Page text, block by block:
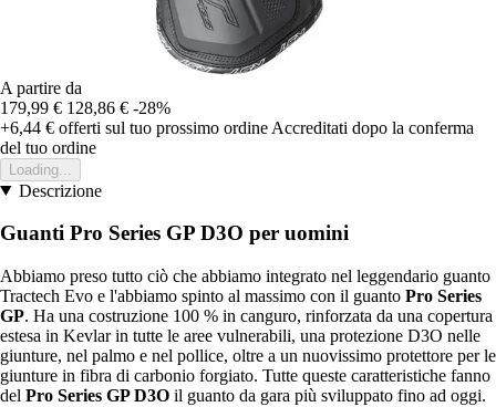
A partire da
179,99 € 128,86 € -28%
+6,44 € offerti sul tuo prossimo ordine Accreditati dopo la conferma
del tuo ordine
Loading...
Descrizione
Guanti Pro Series GP D3O per uomini
Abbiamo preso tutto ciò che abbiamo integrato nel leggendario guanto
Tractech Evo e l'abbiamo spinto al massimo con il guanto Pro Series
GP. Ha una costruzione 100 % in canguro, rinforzata da una copertura
estesa in Kevlar in tutte le aree vulnerabili, una protezione D3O nelle
giunture, nel palmo e nel pollice, oltre a un nuovissimo protettore per le
giunture in fibra di carbonio forgiato. Tutte queste caratteristiche fanno
del Pro Series GP D3O il guanto da gara più sviluppato fino ad oggi.